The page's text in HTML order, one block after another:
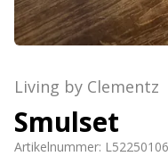
Living by Clementz
Smulset
Artikelnummer: